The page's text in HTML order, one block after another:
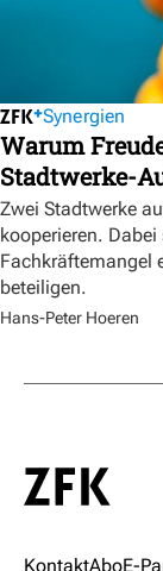
Synergien
Warum
Stadtwerke-
Zwei Stadtwerke
kooperieren.
Fachkräftemangel
beteiligen.
Hans-Peter Hoeren
KontaktAboE-